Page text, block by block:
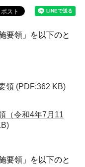
要領」を以下のと
領 (PDF:362 KB)
（令和4年7月11
要領」を以下のと